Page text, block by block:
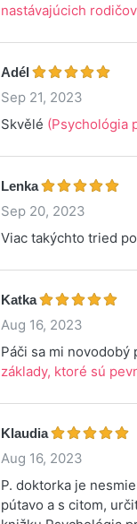
nastávajúcich
Adél
Sep 21, 2023
Skvělé (Psychológia
Lenka
Sep 20, 2023
Viac takýchto tried
Katka
Aug 16, 2023
Páči sa mi
základy, ktoré sú
Klaudia
Aug 16, 2023
P. doktorka je
pútavo a s citom,